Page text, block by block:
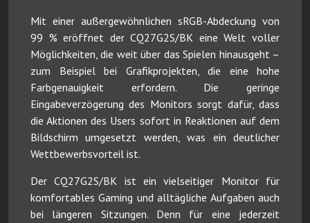
Mit einer außergewöhnlichen sRGB-Abdeckung von
99 % eröffnet der CQ27G2S/BK eine Welt voller
Möglichkeiten, die weit über das Spielen hinausgeht –
zum Beispiel bei Grafikprojekten, die eine hohe
Farbgenauigkeit erfordern. Die geringe
Eingabeverzögerung des Monitors sorgt dafür, dass
die Aktionen des Users sofort in Reaktionen auf dem
Bildschirm umgesetzt werden, was ein deutlicher
Wettbewerbsvorteil ist.
Der CQ27G2S/BK ist ein vielseitiger Monitor für
komfortables Gaming und alltägliche Aufgaben auch
bei längeren Sitzungen. Denn für eine jederzeit